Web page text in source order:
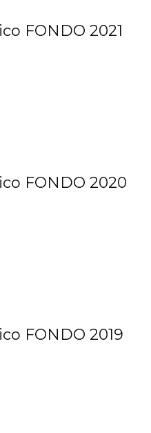
FONDO 2021
FONDO 2020
FONDO 2019